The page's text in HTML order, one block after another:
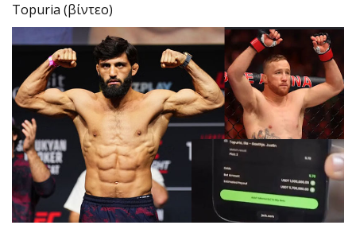
Topuria (βίντεο)